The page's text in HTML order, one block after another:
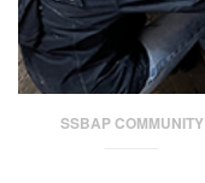
SSBAP COMMUNITY